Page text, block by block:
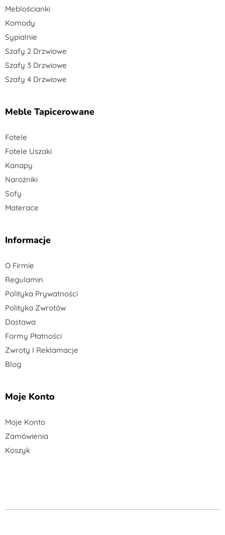
Meblościanki
Komody
Sypialnie
Szafy 2 Drzwiowe
Szafy 3 Drzwiowe
Szafy 4 Drzwiowe
Meble Tapicerowane
Fotele
Fotele Uszaki
Kanapy
Narożniki
Sofy
Materace
Informacje
O Firmie
Regulamin
Polityka Prywatności
Polityka Zwrotów
Dostawa
Formy Płatności
Zwroty I Reklamacje
Blog
Moje Konto
Moje Konto
Zamówienia
Koszyk